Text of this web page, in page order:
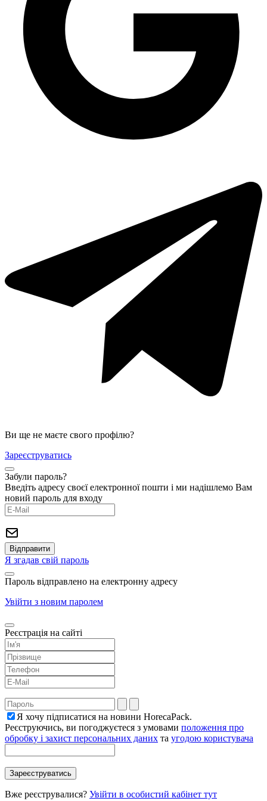
Паперові пакети купити
Паперові пакети оптом одеса
Одноразові супниці купити
Одноразові контейнери з харчової алюмінієвої фольги
Підложка з спіненого полістиролу М1-35 (270х136х35 мм) БІЛА, 200
шт/уп
Контейнер крафт/білий з кришкою 750 мл, 400 шт/уп
Одноразова упаковка для соусів герметична ПП-50 мл чорна, 50 шт/уп
Упаковка для гарячого пп
Ви ще не маєте свого профілю?
Зареєструватись
Забули пароль?
Введіть адресу своєї електронної пошти і ми надішлемо Вам
новий пароль для входу
Я згадав свій пароль
Пароль відправлено на електронну адресу
Увійти з новим паролем
Реєстрація на сайті
Я хочу підписатися на новини HorecaPack.
Реєструючись, ви погоджуєтеся з умовами положення про
обробку і захист персональних даних та угодою користувача
Вже реєструвалися? Увійти в особистий кабінет тут